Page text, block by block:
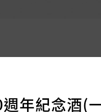
年紀念酒(